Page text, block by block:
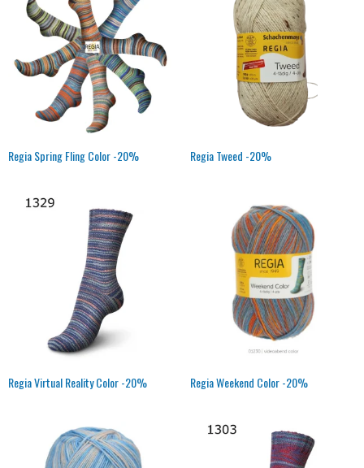
Regia Spring Fling Color -20% Regia Tweed -20%
Regia Virtual Reality Color -20% Regia Weekend Color -20%